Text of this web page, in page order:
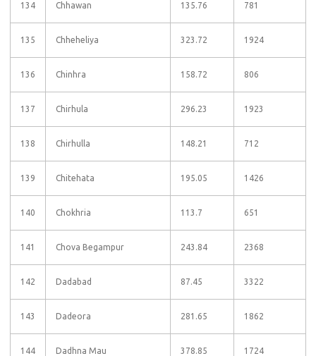
134 Chhawan 135.76 781
135 Chheheliya 323.72 1924
136 Chinhra 158.72 806
137 Chirhula 296.23 1923
138 Chirhulla 148.21 712
139 Chitehata 195.05 1426
140 Chokhria 113.7 651
141 Chova Begampur 243.84 2368
142 Dadabad 87.45 3322
143 Dadeora 281.65 1862
144 Dadhna Mau 378.85 1724